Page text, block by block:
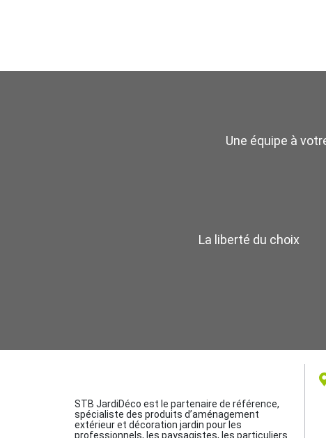
Une équipe à
La liberté du choix
STB JardiDéco est le partenaire de référence,
spécialiste des produits d’aménagement
extérieur et décoration jardin pour les
professionnels, les paysagistes, les particuliers